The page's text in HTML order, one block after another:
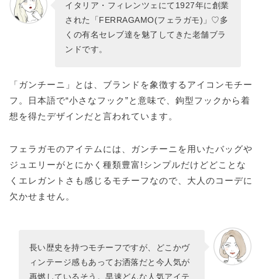
イタリア・フィレンツェにて1927年に創業
された「FERRAGAMO(フェラガモ)」♡多
くの有名セレブ達を魅了してきた老舗ブラ
ンドです。
「ガンチーニ」とは、ブランドを象徴するアイコンモチー
フ。日本語で“小さなフック”と意味で、鉤型フックから着
想を得たデザインだと言われています。
フェラガモのアイテムには、ガンチーニを用いたバッグや
ジュエリーがとにかく種類豊富!シンプルだけどどことな
くエレガントさも感じるモチーフなので、大人のコーデに
欠かせません。
長い歴史を持つモチーフですが、どこかヴ
ィンテージ感もあってお洒落だと今人気が
再燃しているそう。早速どんな人気アイテ